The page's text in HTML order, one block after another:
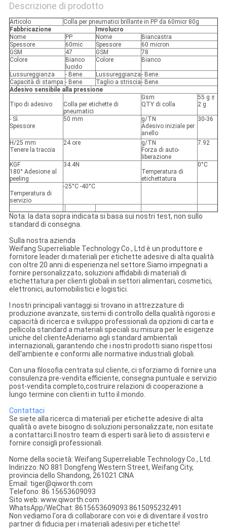
PRIVACY
POLICY
Descrizione di prodotto
Articolo
Colla per pneumatici brillante in PP da 60micr 80g
Fabbricazione
Involucro
Nome
PP Nome
Biancastra
Spessore
60mic Spessore
60 micron
GSM
47 GSM
78
Colore
Bianco
lucido
Colore Bianco
Lussureggianza - Bene. Lussureggianza- Bene.
Capacità di stampa - Bene. Taglio a striscia- Bene.
Adesivo sensibile alla pressione
Tipo di adesivo
Colla per etichette di
pneumatici
Gsm
QTY di colla
55 g ±
2 g
- Sì.
Spessore
50 mm
g/TN
Adesivo iniziale per
anello
30-36
H/25 mm
Tenere la traccia
24 ore
g/TN
Forza di auto-
liberazione
7.92
KGF
180° Adesione al
peeling
34.4N
Temperatura di
etichettatura
0°C
Temperatura di
servizio
-25°C -40°C
Nota: la data sopra indicata si basa sui nostri test, non sullo
standard di consegna.
Sulla nostra azienda
Weifang Superreliable Technology Co., Ltd è un produttore e
fornitore leader di materiali per etichette adesive di alta qualità
con oltre 20 anni di esperienza nel settore.Siamo impegnati a
fornire personalizzato, soluzioni affidabili di materiali di
etichettatura per clienti globali in settori alimentari, cosmetici,
elettronici, automobilistici e logistici.
I nostri principali vantaggi si trovano in attrezzature di
produzione avanzate, sistemi di controllo della qualità rigorosi e
capacità di ricerca e sviluppo professionali.da opzioni di carta e
pellicola standard a materiali speciali su misura per le esigenze
uniche del clienteAderiamo agli standard ambientali
internazionali, garantendo che i nostri prodotti siano rispettosi
dell'ambiente e conformi alle normative industriali globali.
Con una filosofia centrata sul cliente, ci sforziamo di fornire una
consulenza pre-vendita efficiente, consegna puntuale e servizio
post-vendita completo,costruire relazioni di cooperazione a
lungo termine con clienti in tutto il mondo.
Contattaci
Se siete alla ricerca di materiali per etichette adesive di alta
qualità o avete bisogno di soluzioni personalizzate, non esitate
a contattarci.Il nostro team di esperti sarà lieto di assistervi e
fornire consigli professionali.
Nome della società: Weifang Superreliable Technology Co., Ltd.
Indirizzo: NO 881 Dongfeng Western Street, Weifang City,
provincia dello Shandong, 261021 CINA
Email: tiger@qiworth.com
Telefono: 86 15653609093
Sito web: www.qiworth.com
WhatsApp/WeChat: 8615653609093 8615095232491
Non vediamo l'ora di collaborare con voi e di diventare il vostro
partner di fiducia per i materiali adesivi per etichette!